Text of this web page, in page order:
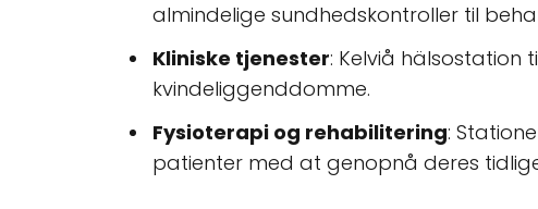
almindelige sundhedskontroller til
Kliniske tjenester: Kelviå hälsostation
kvindeliggenddomme.
Fysioterapi og rehabilitering:
patienter med at genopnå deres